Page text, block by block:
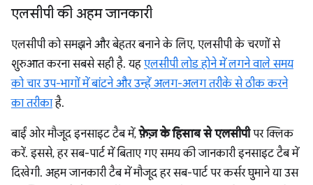
एलसीपी की अहम जानकारी
एलसीपी को समझने और बेहतर बनाने के लिए, एलसीपी के चरणों से
शुरुआत करना सबसे सही है. यह एलसीपी लोड होने में लगने वाले समय
को चार उप-भागों में बांटने और उन्हें अलग-अलग तरीके से ठीक करने
का तरीकाहै.
बाईं ओर मौजूद इनसाइट टैब में,फ़ेज़ के हिसाब से एलसीपीपर क्लिक
करें. इससे, हर सब-पार्ट में बिताए गए समय की जानकारी इनसाइट टैब में
दिखेगी. अहम जानकारी टैब में मौजूद हर सब-पार्ट पर कर्सर घुमाने या उस